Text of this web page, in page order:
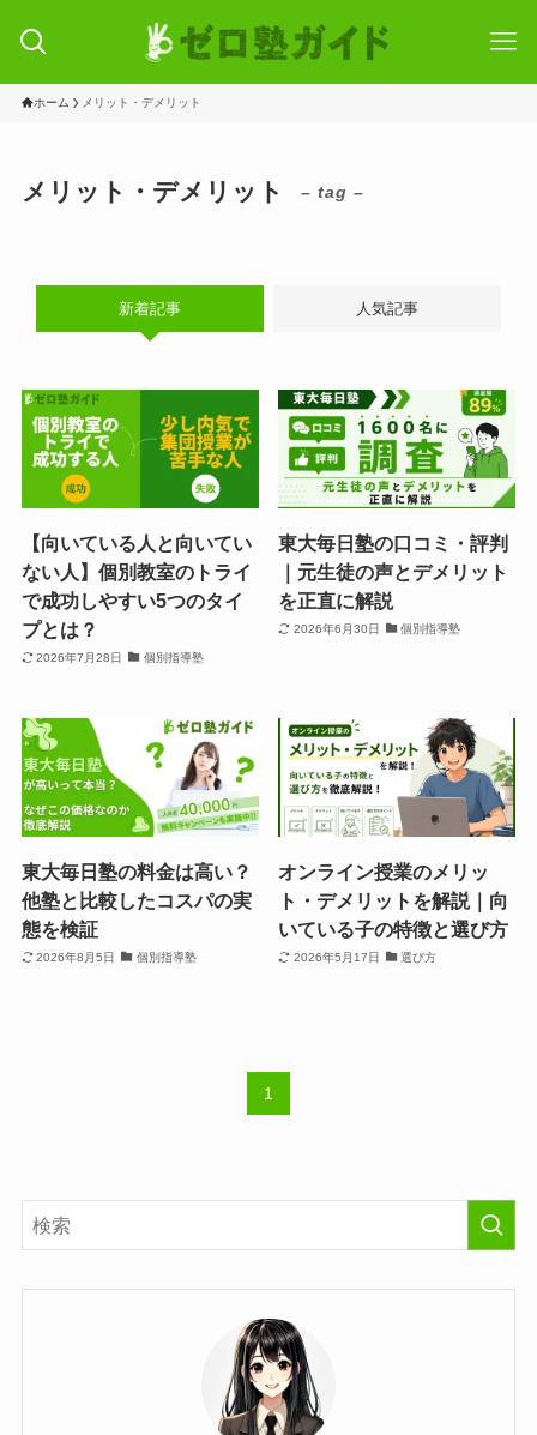
ホーム メリット・デメリット
メリット・デメリット – tag –
新着記事 人気記事
【向いている人と向いてい
ない人】個別教室のトライ
で成功しやすい5つのタイ
プとは？
2026年7月28日 個別指導塾
東大毎日塾の口コミ・評判
｜元生徒の声とデメリット
を正直に解説
2026年6月30日 個別指導塾
東大毎日塾の料金は高い？
他塾と比較したコスパの実
態を検証
2026年8月5日 個別指導塾
オンライン授業のメリッ
ト・デメリットを解説｜向
いている子の特徴と選び方
2026年5月17日 選び方
1